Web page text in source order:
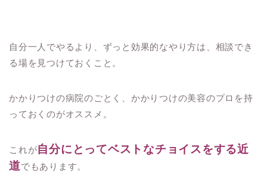
自分一人でやるより、ずっと効果的なやり方は、相談でき
る場を見つけておくこと。
かかりつけの病院のごとく、かかりつけの美容のプロを持
っておくのがオススメ。
これが自分にとってベストなチョイスをする近
道でもあります。